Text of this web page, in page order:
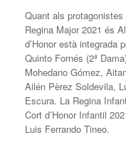
Quant als
Regina Major 2021 és
d’Honor està integrada
Quinto Fornés (2ª
Mohedano Gómez,
Ailén Pèrez Soldevila,
Escura. La Regina
Cort d’Honor Infantil
Luis Ferrando Tineo.